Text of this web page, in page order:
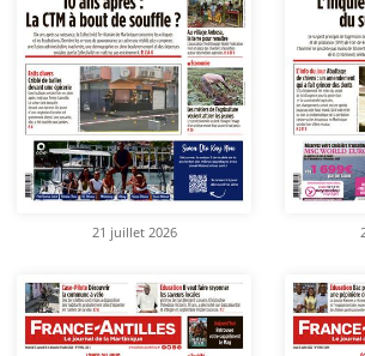
21 juillet 2026